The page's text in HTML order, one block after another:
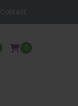
Contact
0